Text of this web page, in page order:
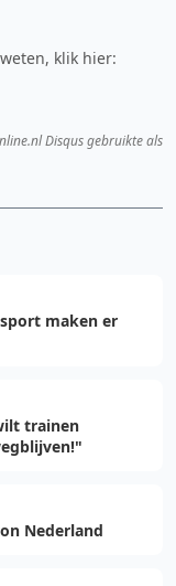
klik hier:
Disqus gebruikte als
maken er
trainen
Nederland